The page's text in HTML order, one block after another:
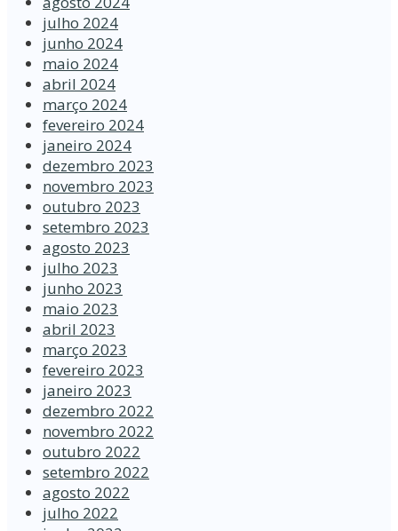
julho 2024
junho 2024
maio 2024
abril 2024
março 2024
fevereiro 2024
janeiro 2024
dezembro 2023
novembro 2023
outubro 2023
setembro 2023
agosto 2023
julho 2023
junho 2023
maio 2023
abril 2023
março 2023
fevereiro 2023
janeiro 2023
dezembro 2022
novembro 2022
outubro 2022
setembro 2022
agosto 2022
julho 2022